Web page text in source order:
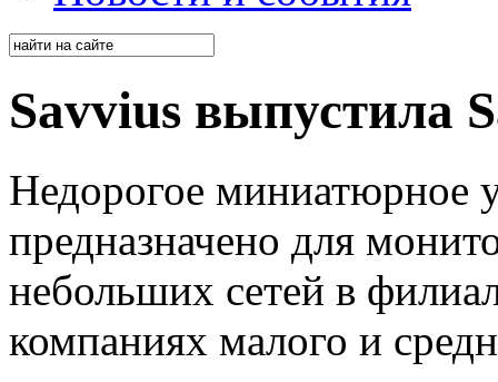
Savvius выпустила
Недорогое миниатюрное
предназначено для
небольших сетей в
компаниях малого и